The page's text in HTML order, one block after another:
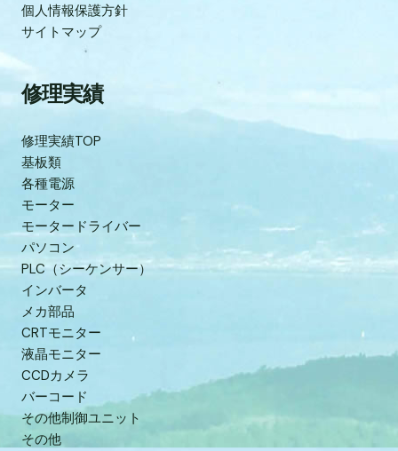
個人情報保護方針
サイトマップ
修理実績
修理実績TOP
基板類
各種電源
モーター
モータードライバー
パソコン
PLC（シーケンサー）
インバータ
メカ部品
CRTモニター
液晶モニター
CCDカメラ
バーコード
その他制御ユニット
その他